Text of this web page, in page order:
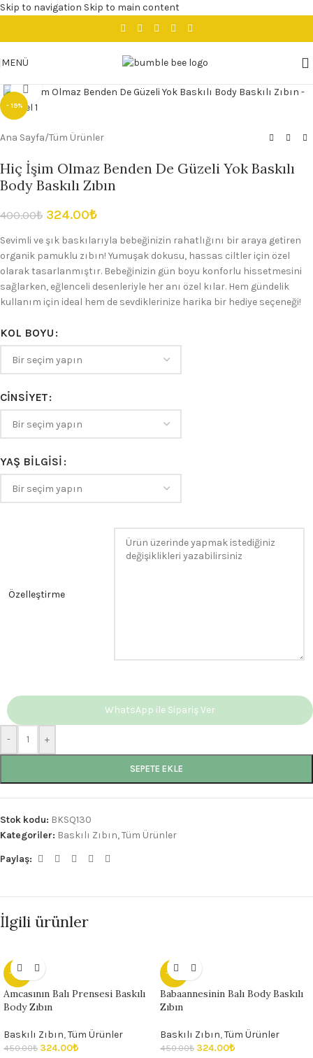
Skip to navigation Skip to main content
MENÜ
- 19%
Büyütmek için tıklayın
Ana Sayfa/Tüm Ürünler
Hiç İşim Olmaz Benden De Güzeli Yok Baskılı
Body Baskılı Zıbın
400.00₺ 324.00₺
Sevimli ve şık baskılarıyla bebeğinizin rahatlığını bir araya getiren
organik pamuklu zıbın! Yumuşak dokusu, hassas ciltler için özel
olarak tasarlanmıştır. Bebeğinizin gün boyu konforlu hissetmesini
sağlarken, eğlenceli desenleriyle her anı özel kılar. Hem gündelik
kullanım için ideal hem de sevdiklerinize harika bir hediye seçeneği!
KOL BOYU
CINSIYET
YAŞ BILGISI
Özelleştirme
- +
SEPETE EKLE
WhatsApp ile Sipariş Ver
Stok kodu: BKSQ130
Kategoriler: Baskılı Zıbın,Tüm Ürünler
Paylaş:
İlgili ürünler
- 28%
Amcasının Balı Prensesi Baskılı
Body Zıbın
Baskılı Zıbın,Tüm Ürünler
450.00₺ 324.00₺
- 28%
Babaannesinin Balı Body Baskılı
Zıbın
Baskılı Zıbın,Tüm Ürünler
450.00₺ 324.00₺